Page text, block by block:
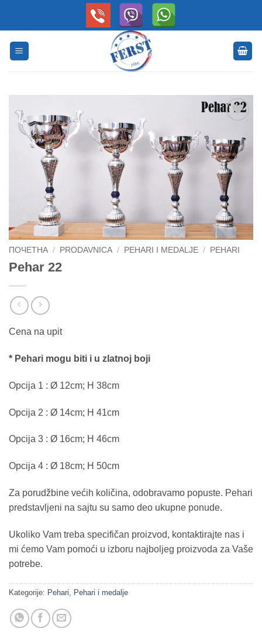
na
Listu
želja
ПОЧЕТНА / PRODAVNICA / PEHARI I MEDALJE / PEHARI
Pehar 22
Cena na upit
* Pehari mogu biti i u zlatnoj boji
Opcija 1 : Ø 12cm; H 38cm
Opcija 2 : Ø 14cm; H 41cm
Opcija 3 : Ø 16cm; H 46cm
Opcija 4 : Ø 18cm; H 50cm
Za porudžbine većih količina, odobravamo popuste. Pehari
predstavljeni na sajtu su samo deo ukupne ponude.
Ukoliko Vam treba specifičan proizvod, kontaktirajte nas i
mi ćemo Vam pomoći u izboru najboljeg proizvoda za Vaše
potrebe.
Kategorije: Pehari Pehari i medalje